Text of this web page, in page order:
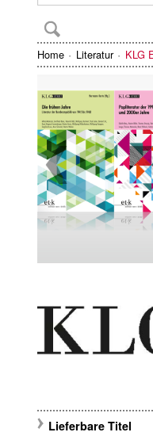
Home Literatur KLG
Lieferbare Titel